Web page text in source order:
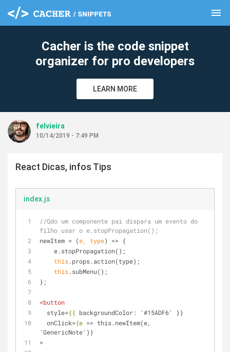
menu
Cacher is the code snippet
organizer for pro developers
LEARN MORE
felvieira
10/14/2019 - 7:49 PM
React Dicas, infos Tips
index.js
//Qdo um componente pai dispara um evento do
filho usar o e.stopPropagation();
newItem = (e, type) => {
    e.stopPropagation();
this.props.action(type);
this.subMenu();
};
<button
style={{ backgroundColor: '#15ADF6' }}
onClick={e => this.newItem(e,
'GenericNote')}
>
clear